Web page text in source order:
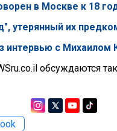
в Москве к 18
утерянный их
интервью с Михаилом
обсуждаются